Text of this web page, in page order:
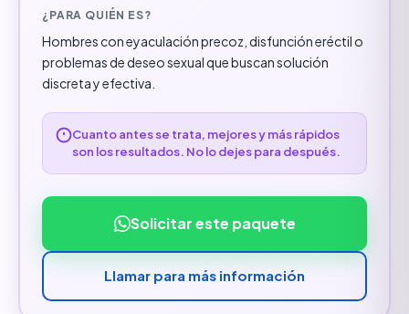
¿PARA QUIÉN ES?
Hombres con eyaculación precoz, disfunción eréctil o
problemas de deseo sexual que buscan solución
discreta y efectiva.
Cuanto antes se trata, mejores y más rápidos
son los resultados. No lo dejes para después.
Solicitar este paquete
Llamar para más información